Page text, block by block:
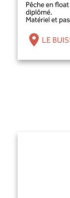
Pêche en
diplômé.
Matériel et
LE